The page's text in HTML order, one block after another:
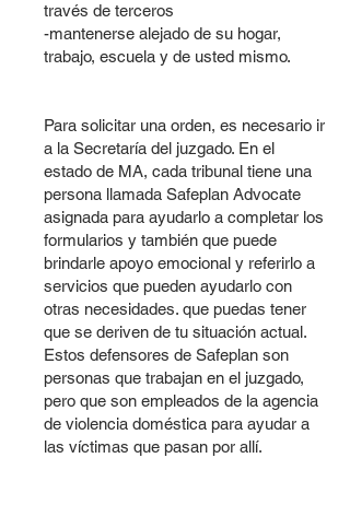
través de terceros
-mantenerse alejado de su hogar,
trabajo, escuela y de usted mismo.
Para solicitar una orden, es necesario ir
a la Secretaría del juzgado. En el
estado de MA, cada tribunal tiene una
persona llamada Safeplan Advocate
asignada para ayudarlo a completar los
formularios y también que puede
brindarle apoyo emocional y referirlo a
servicios que pueden ayudarlo con
otras necesidades. que puedas tener
que se deriven de tu situación actual.
Estos defensores de Safeplan son
personas que trabajan en el juzgado,
pero que son empleados de la agencia
de violencia doméstica para ayudar a
las víctimas que pasan por allí.